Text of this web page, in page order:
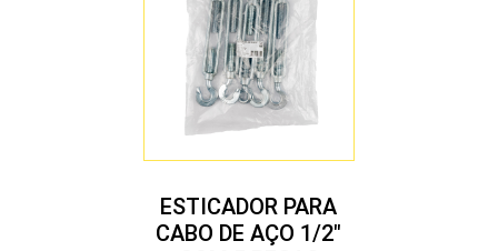
ESTICADOR PARA
CABO DE AÇO 1/2″